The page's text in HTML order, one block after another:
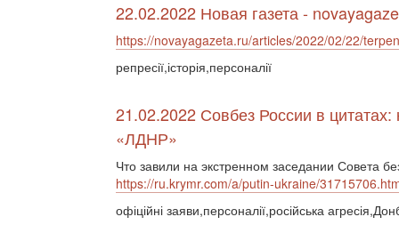
22.02.2022 Новая газета -
https://novayagazeta.ru/articles/2022/02/22/
репресії,історія,персоналії
21.02.2022 Совбез России в цитатах:
«ЛДНР»
Что завили на экстренном заседании Совета
https://ru.krymr.com/a/putin-ukraine/
офіційні заяви,персоналії,російська